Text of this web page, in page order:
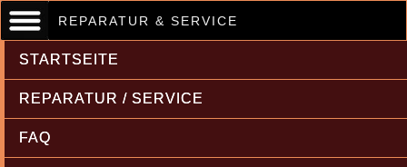
REPARATUR & SERVICE
STARTSEITE
REPARATUR / SERVICE
FAQ